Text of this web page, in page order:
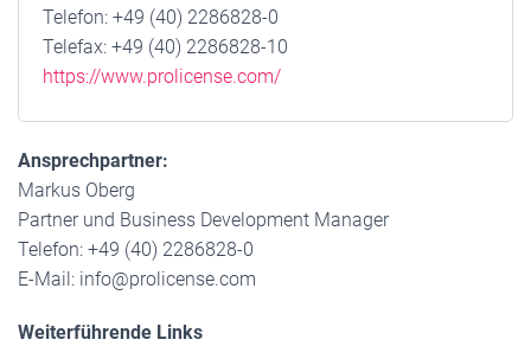
Telefon: +49 (40) 2286828-0
Telefax: +49 (40) 2286828-10
https://www.prolicense.com/
Ansprechpartner:
Markus Oberg
Partner und Business Development Manager
Telefon: +49 (40) 2286828-0
E-Mail: info@prolicense.com
Weiterführende Links